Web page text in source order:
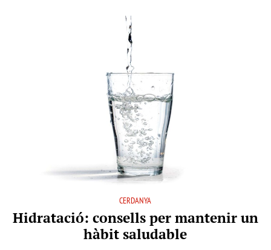
CERDANYA
Hidratació: consells per mantenir un
hàbit saludable